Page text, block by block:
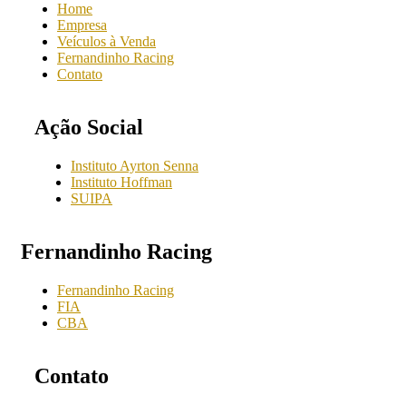
Home
Empresa
Veículos à Venda
Fernandinho Racing
Contato
Ação Social
Instituto Ayrton Senna
Instituto Hoffman
SUIPA
Fernandinho Racing
Fernandinho Racing
FIA
CBA
Contato